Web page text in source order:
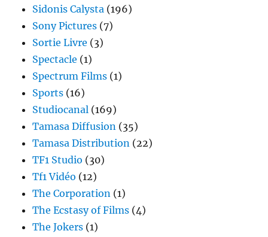
Sidonis Calysta (196)
Sony Pictures (7)
Sortie Livre (3)
Spectacle (1)
Spectrum Films (1)
Sports (16)
Studiocanal (169)
Tamasa Diffusion (35)
Tamasa Distribution (22)
TF1 Studio (30)
Tf1 Vidéo (12)
The Corporation (1)
The Ecstasy of Films (4)
The Jokers (1)